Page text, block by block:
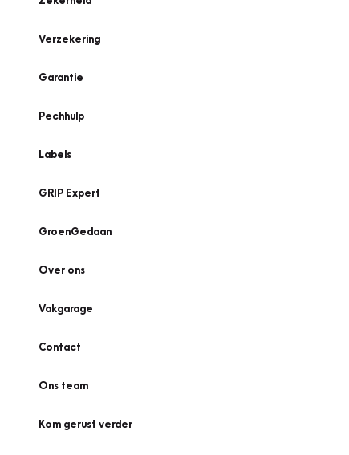
Verzekering
Garantie
Pechhulp
Labels
GRIP Expert
GroenGedaan
Over ons
Vakgarage
Contact
Ons team
Kom gerust verder